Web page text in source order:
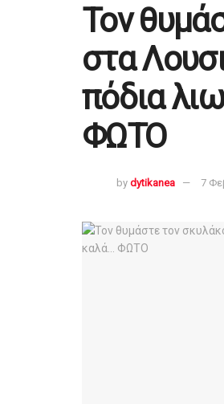
Τον
στα
πόδια
ΦΩΤΟ
by dytikanea 7